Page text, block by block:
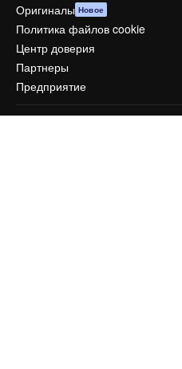
Оригиналы Новое
Политика файлов cookie
Центр доверия
Партнеры
Предприятие